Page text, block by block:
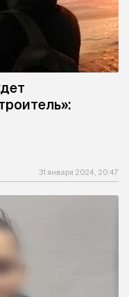
31 января 2024, 20:47